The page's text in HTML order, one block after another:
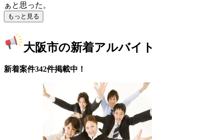
ぁと思った。
もっと見る
大阪市の新着アルバイト
新着案件342件掲載中！